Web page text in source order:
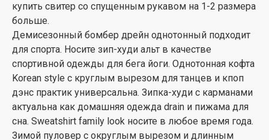
купить свитер со спущенным рукавом на 1-2 размера
больше.
Демисезонный бомбер дрейн однотонный подходит
для спорта. Носите зип-худи альт в качестве
спортивной одежды для бега йоги. Однотонная кофта
Korean style с круглым вырезом для танцев и кпоп
дэнс практик универсальна. Зипка-худи с карманами
актуальна как домашняя одежда drain и пижама для
сна. Sweatshirt family look носите в любое время года.
Зимой пуловер с округлым вырезом и длинным